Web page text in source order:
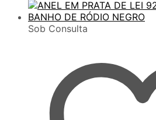
Sob Consulta